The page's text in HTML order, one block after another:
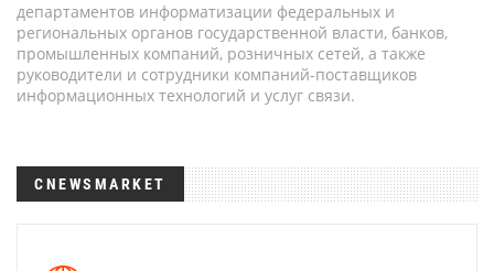
департаментов информатизации федеральных и
региональных органов государственной власти, банков,
промышленных компаний, розничных сетей, а также
руководители и сотрудники компаний-поставщиков
информационных технологий и услуг связи.
CNEWSMARKET